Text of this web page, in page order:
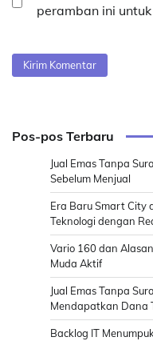
peramban ini
Pos-pos Terbaru
Jual Emas Tanpa
Sebelum Menjual
Era Baru Smart City
Teknologi dengan
Vario 160 dan
Muda Aktif
Jual Emas Tanpa
Mendapatkan Dana
Backlog IT